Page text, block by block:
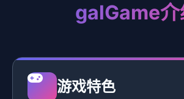
galGame介
游戏特色